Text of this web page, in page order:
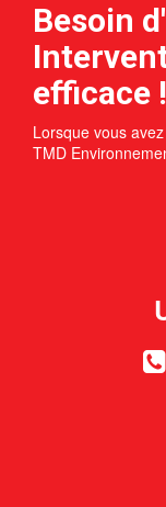
Besoin
efficace !
Lorsque vous
TMD